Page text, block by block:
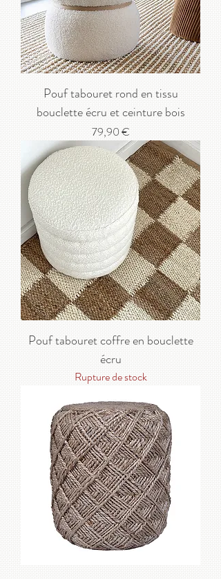
Pouf tabouret rond en tissu
bouclette écru et ceinture bois
Prix
79,90 €
Pouf tabouret coffre en bouclette
écru
Rupture de stock